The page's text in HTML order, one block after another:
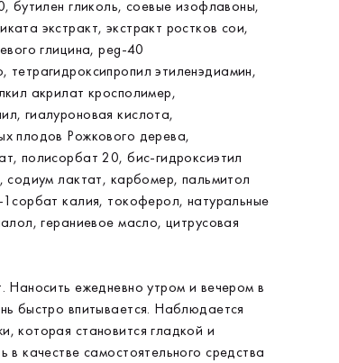
бутилен гликоль, соевые изофлавоны,
экстракт, экстракт ростков сои,
глицина, peg-40
этиленэдиамин,
акрилат кросполимер,
гиалуроновая кислота,
плодов Рожкового дерева,
полисорбат 20, бис-гидроксиэтил
лактат, карбомер, пальмитол
калия, токоферол, натуральные
гераниевое масло, цитрусовая
ежедневно утром и вечером в
быстро впитывается. Наблюдается
которая становится гладкой и
в качестве самостоятельного средства